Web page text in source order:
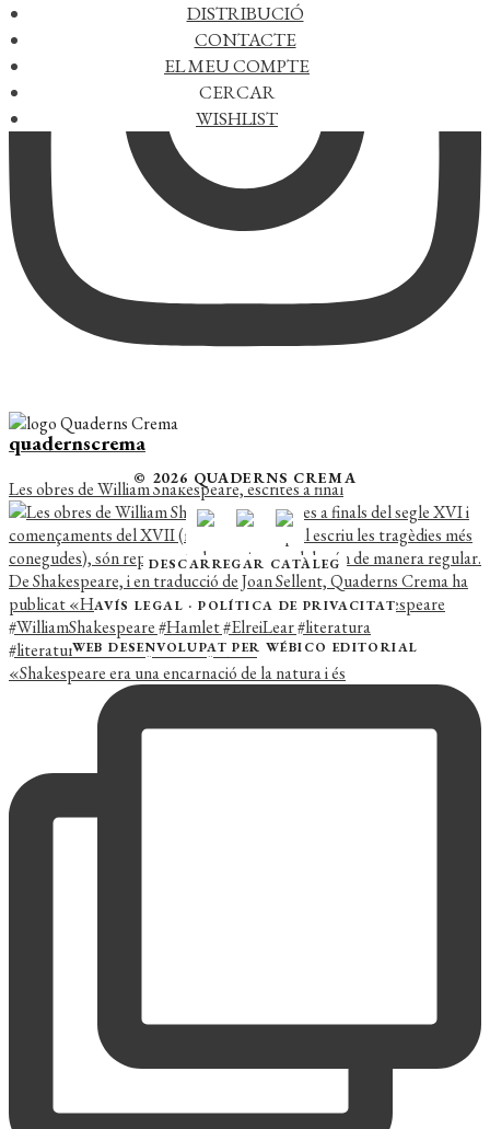
DISTRIBUCIÓ
CONTACTE
EL MEU COMPTE
CERCAR
WISHLIST
quadernscrema
Les obres de William Shakespeare, escrites a final
«Shakespeare era una encarnació de la natura i és
© 2026 QUADERNS CREMA
DESCARREGAR CATÀLEG
AVÍS LEGAL ·POLÍTICA DE PRIVACITAT
WEB DESENVOLUPAT PER WÉBICO EDITORIAL